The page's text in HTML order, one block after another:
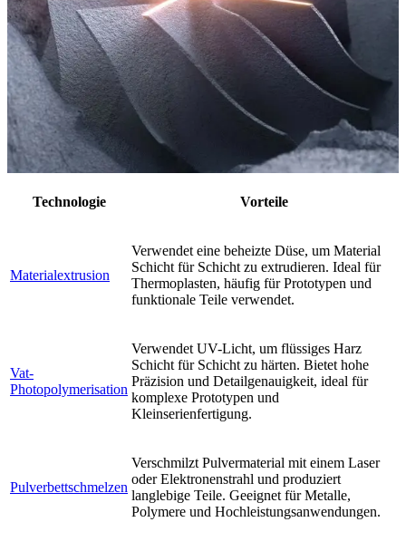
Technologie Vorteile
Materialextrusion
Verwendet eine beheizte Düse, um Material
Schicht für Schicht zu extrudieren. Ideal für
Thermoplasten, häufig für Prototypen und
funktionale Teile verwendet.
Vat-
Photopolymerisation
Verwendet UV-Licht, um flüssiges Harz
Schicht für Schicht zu härten. Bietet hohe
Präzision und Detailgenauigkeit, ideal für
komplexe Prototypen und
Kleinserienfertigung.
Pulverbettschmelzen
Verschmilzt Pulvermaterial mit einem Laser
oder Elektronenstrahl und produziert
langlebige Teile. Geeignet für Metalle,
Polymere und Hochleistungsanwendungen.